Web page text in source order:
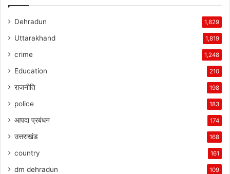
Dehradun 1,829
Uttarakhand 1,819
crime 1,248
Education 210
राजनीति 198
police 183
आपदा प्रबंधन 174
उत्तराखंड 168
country 161
dm dehradun 109